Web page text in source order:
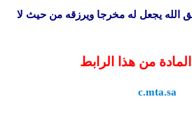
الله يجعل له مخرجا ويرزقه من حيث لا
من هذا الرابط
c.mta.sa